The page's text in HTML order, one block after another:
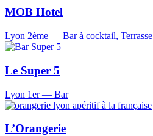
MOB Hotel
Lyon 2ème — Bar à cocktail, Terrasse
Le Super 5
Lyon 1er— Bar
L’Orangerie